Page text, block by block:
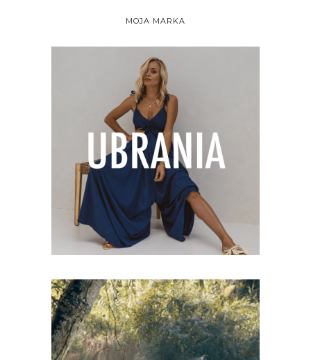
MOJA MARKA